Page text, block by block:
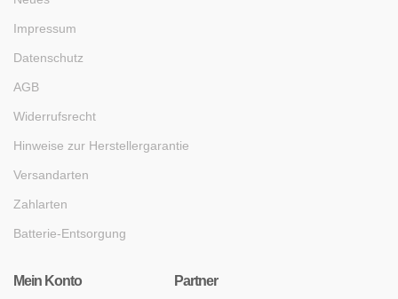
Impressum
Datenschutz
AGB
Widerrufsrecht
Hinweise zur Herstellergarantie
Versandarten
Zahlarten
Batterie-Entsorgung
Mein Konto Partner